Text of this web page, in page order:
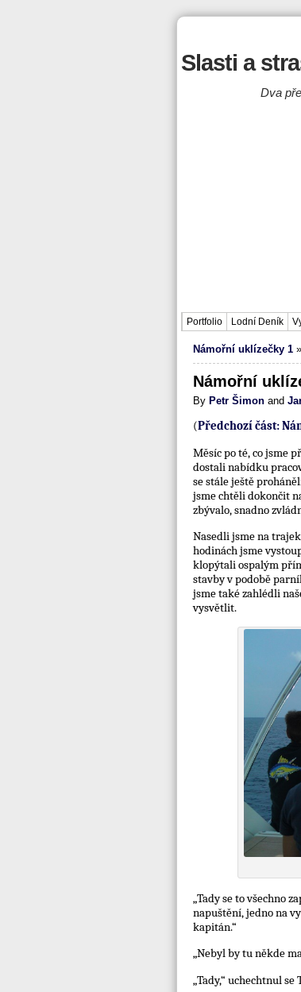
Slasti a
Dva
Portfolio Lodní Deník
Námořní uklízečky 1
Námořní
By Petr Šimon and
(Předchozí část:
Měsíc po té, co jsme
dostali nabídku
se stále ještě
jsme chtěli dokončit
zbývalo, snadno
Nasedli jsme na
hodinách jsme
klopýtali ospalým
stavby v podobě
jsme také zahlédli
vysvětlit.
„Tady se to všechno
napuštění, jedno na
kapitán.“
„Nebyl by tu někde
„Tady,“ uchechtnul